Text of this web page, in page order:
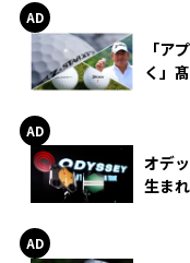
「ア
く」
オデ
生ま